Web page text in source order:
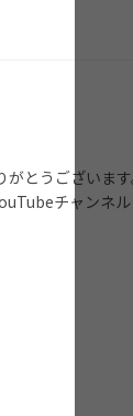
とうございま
チャンネ